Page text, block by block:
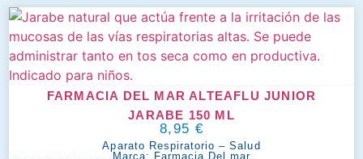
FARMACIA DEL MAR ALTEAFLU JUNIOR
JARABE 150 ML
8,95 €
Aparato Respiratorio –Salud
Marca: Farmacia Del mar